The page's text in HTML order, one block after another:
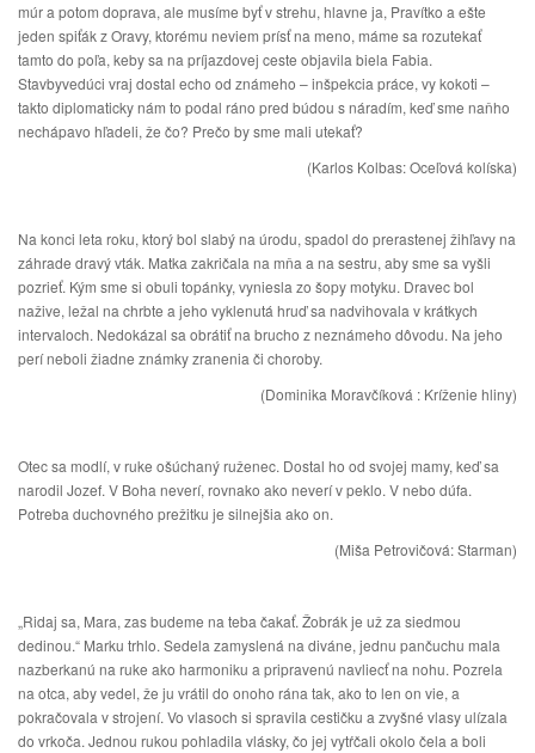
múr a potom doprava, ale musíme byť v strehu, hlavne ja, Pravítko a ešte
jeden spiťák z Oravy, ktorému neviem prísť na meno, máme sa rozutekať
tamto do poľa, keby sa na príjazdovej ceste objavila biela Fabia.
Stavbyvedúci vraj dostal echo od známeho – inšpekcia práce, vy kokoti –
takto diplomaticky nám to podal ráno pred búdou s náradím, keď sme naňho
nechápavo hľadeli, že čo? Prečo by sme mali utekať?
(Karlos Kolbas: Oceľová kolíska)
Na konci leta roku, ktorý bol slabý na úrodu, spadol do prerastenej žihľavy na
záhrade dravý vták. Matka zakričala na mňa a na sestru, aby sme sa vyšli
pozrieť. Kým sme si obuli topánky, vyniesla zo šopy motyku. Dravec bol
nažive, ležal na chrbte a jeho vyklenutá hruď sa nadvihovala v krátkych
intervaloch. Nedokázal sa obrátiť na brucho z neznámeho dôvodu. Na jeho
perí neboli žiadne známky zranenia či choroby.
(Dominika Moravčíková : Kríženie hliny)
Otec sa modlí, v ruke ošúchaný ruženec. Dostal ho od svojej mamy, keď sa
narodil Jozef. V Boha neverí, rovnako ako neverí v peklo. V nebo dúfa.
Potreba duchovného prežitku je silnejšia ako on.
(Miša Petrovičová: Starman)
„Ridaj sa, Mara, zas budeme na teba čakať. Žobrák je už za siedmou
dedinou.“ Marku trhlo. Sedela zamyslená na diváne, jednu pančuchu mala
nazberkanú na ruke ako harmoniku a pripravenú navliecť na nohu. Pozrela
na otca, aby vedel, že ju vrátil do onoho rána tak, ako to len on vie, a
pokračovala v strojení. Vo vlasoch si spravila cestičku a zvyšné vlasy ulízala
do vrkoča. Jednou rukou pohladila vlásky, čo jej vytŕčali okolo čela a boli